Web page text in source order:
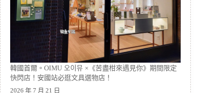
韓國首爾。OIMU 오이뮤 ×《苦盡柑來遇見你》期間限定
快閃店！安國站必逛文具選物店！
2026 年 7 月 21 日